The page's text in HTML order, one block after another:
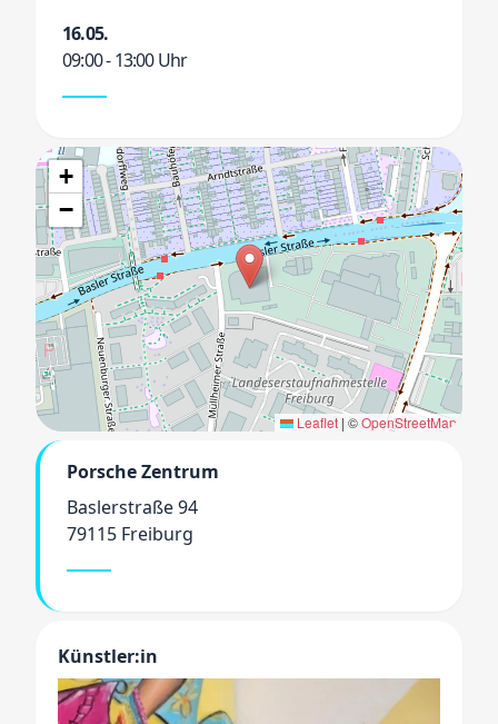
16.05.
09:00 - 13:00 Uhr
+
−
Leaflet | ©OpenStreetMap
Porsche Zentrum
Baslerstraße 94
79115 Freiburg
Künstler:in